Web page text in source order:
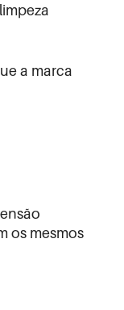
a marca
os mesmos